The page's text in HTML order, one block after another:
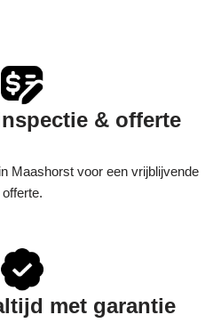
& offerte
Maashorst voor een vrijblijvende
offerte.
met garantie